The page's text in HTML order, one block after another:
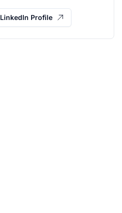
LinkedIn Profile